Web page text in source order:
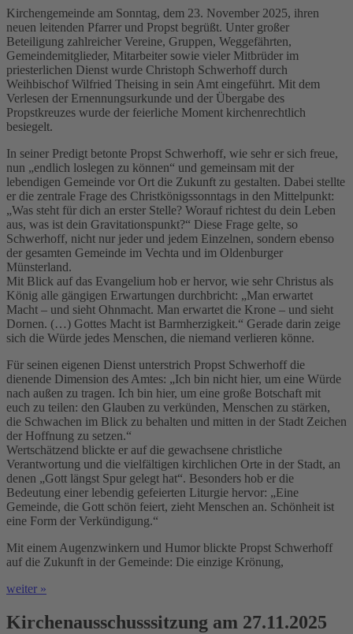
Kirchengemeinde am Sonntag, dem 23. November 2025, ihren
neuen leitenden Pfarrer und Propst begrüßt. Unter großer
Beteiligung zahlreicher Vereine, Gruppen, Weggefährten,
Gemeindemitglieder, Mitarbeiter sowie vieler Mitbrüder im
priesterlichen Dienst wurde Christoph Schwerhoff durch
Weihbischof Wilfried Theising in sein Amt eingeführt. Mit dem
Verlesen der Ernennungsurkunde und der Übergabe des
Propstkreuzes wurde der feierliche Moment kirchenrechtlich
besiegelt.
In seiner Predigt betonte Propst Schwerhoff, wie sehr er sich freue,
nun „endlich loslegen zu können“ und gemeinsam mit der
lebendigen Gemeinde vor Ort die Zukunft zu gestalten. Dabei stellte
er die zentrale Frage des Christkönigssonntags in den Mittelpunkt:
„Was steht für dich an erster Stelle? Worauf richtest du dein Leben
aus, was ist dein Gravitationspunkt?“ Diese Frage gelte, so
Schwerhoff, nicht nur jeder und jedem Einzelnen, sondern ebenso
der gesamten Gemeinde im Vechta und im Oldenburger
Münsterland.
Mit Blick auf das Evangelium hob er hervor, wie sehr Christus als
König alle gängigen Erwartungen durchbricht: „Man erwartet
Macht – und sieht Ohnmacht. Man erwartet die Krone – und sieht
Dornen. (…) Gottes Macht ist Barmherzigkeit.“ Gerade darin zeige
sich die Würde jedes Menschen, die niemand verlieren könne.
Für seinen eigenen Dienst unterstrich Propst Schwerhoff die
dienende Dimension des Amtes: „Ich bin nicht hier, um eine Würde
nach außen zu tragen. Ich bin hier, um eine große Botschaft mit
euch zu teilen: den Glauben zu verkünden, Menschen zu stärken,
die Schwachen im Blick zu behalten und mitten in der Stadt Zeichen
der Hoffnung zu setzen.“
Wertschätzend blickte er auf die gewachsene christliche
Verantwortung und die vielfältigen kirchlichen Orte in der Stadt, an
denen „Gott längst Spur gelegt hat“. Besonders hob er die
Bedeutung einer lebendig gefeierten Liturgie hervor: „Eine
Gemeinde, die Gott schön feiert, zieht Menschen an. Schönheit ist
eine Form der Verkündigung.“
Mit einem Augenzwinkern und Humor blickte Propst Schwerhoff
auf die Zukunft in der Gemeinde: Die einzige Krönung,
weiter »
Kirchenausschusssitzung am 27.11.2025